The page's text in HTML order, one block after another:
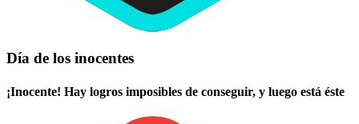
Día de los inocentes
¡Inocente! Hay logros imposibles de conseguir, y luego está éste